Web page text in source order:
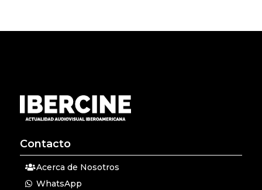
Contacto
Acerca de Nosotros
WhatsApp